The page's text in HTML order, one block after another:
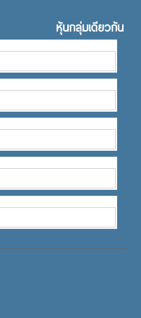
หุ้นกลุ่มเดียวกัน